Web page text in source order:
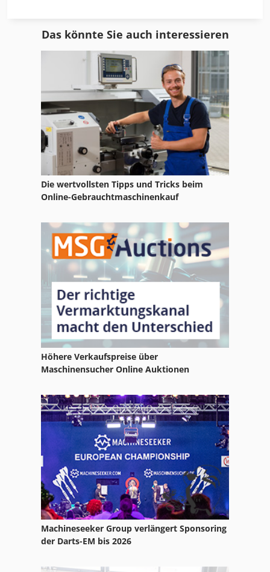
Ga 11 Ff
Heber
Hengstebeck Und Eich
Hsc 20 Linear
International 433
Ks 205
Neophot 2
Ng 200
Tak 18
Tur 560
Das könnte Sie auch interessieren
Die wertvollsten Tipps und Tricks beim
Online-Gebrauchtmaschinenkauf
Höhere Verkaufspreise über
Maschinensucher Online Auktionen
Machineseeker Group verlängert Sponsoring
der Darts-EM bis 2026